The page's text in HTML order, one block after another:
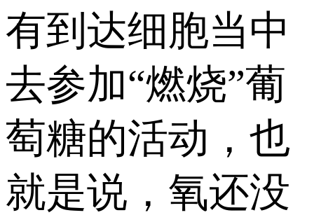
有到达细胞当中
去参加“燃烧”葡
萄糖的活动，也
就是说，氧还没